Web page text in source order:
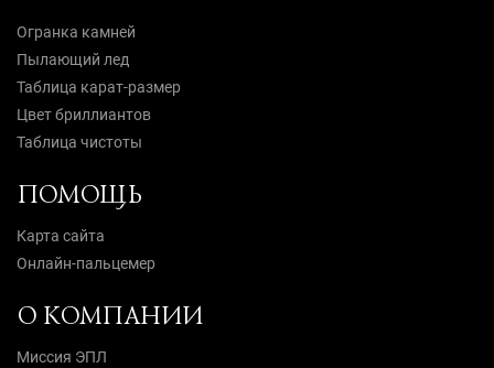
Огранка камней
Пылающий лед
Таблица карат-размер
Цвет бриллиантов
Таблица чистоты
ПОМОЩЬ
Карта сайта
Онлайн-пальцемер
О КОМПАНИИ
Миссия ЭПЛ